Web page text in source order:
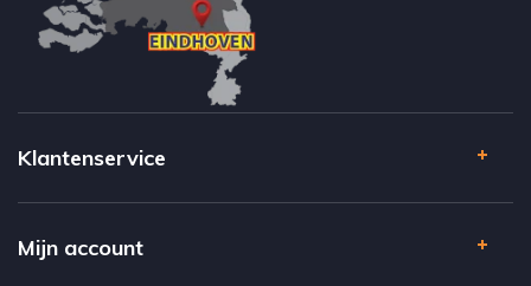
Klantenservice
Mijn account